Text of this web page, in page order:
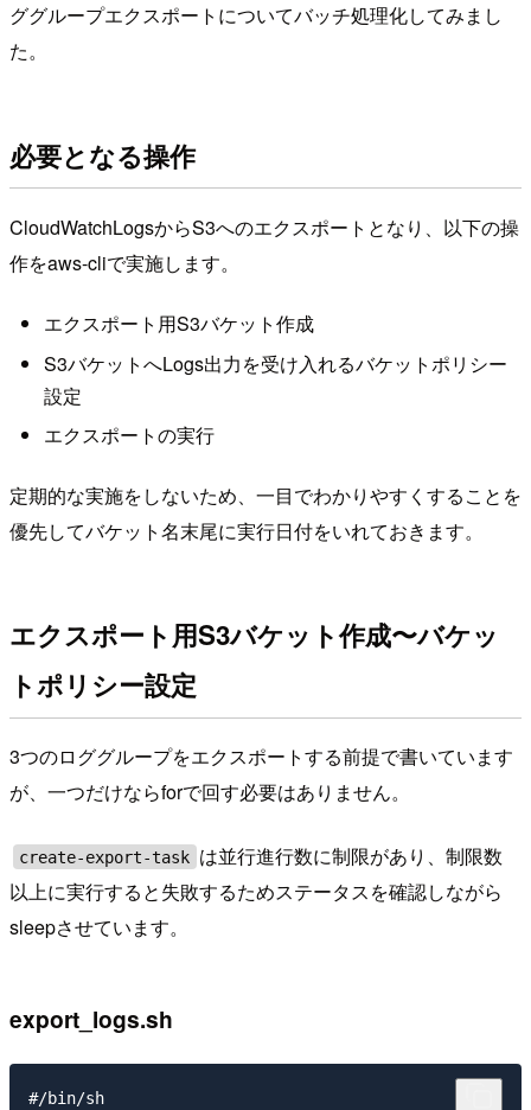
ググループエクスポートについてバッチ処理化してみまし
た。
必要となる操作
CloudWatchLogsからS3へのエクスポートとなり、以下の操
作をaws-cliで実施します。
エクスポート用S3バケット作成
S3バケットへLogs出力を受け入れるバケットポリシー
設定
エクスポートの実行
定期的な実施をしないため、一目でわかりやすくすることを
優先してバケット名末尾に実行日付をいれておきます。
エクスポート用S3バケット作成〜バケッ
トポリシー設定
3つのロググループをエクスポートする前提で書いています
が、一つだけならforで回す必要はありません。
create-export-task は並行進行数に制限があり、制限数
以上に実行すると失敗するためステータスを確認しながら
sleepさせています。
export_logs.sh
#/bin/sh